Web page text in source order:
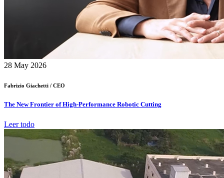
28 May 2026
Fabrizio Giachetti / CEO
The New Frontier of High-Performance Robotic Cutting
Leer todo